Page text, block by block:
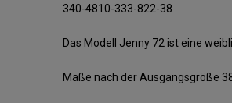
340-4810-333-822-38
Das Modell Jenny 72 ist eine
Maße nach der Ausgangsgröße